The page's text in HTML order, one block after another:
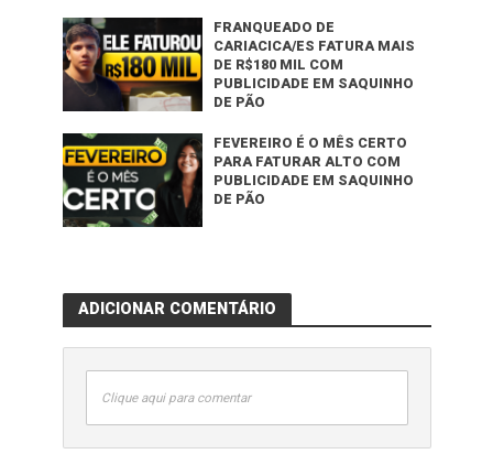
FRANQUEADO DE
CARIACICA/ES FATURA MAIS
DE R$180 MIL COM
PUBLICIDADE EM SAQUINHO
DE PÃO
FEVEREIRO É O MÊS CERTO
PARA FATURAR ALTO COM
PUBLICIDADE EM SAQUINHO
DE PÃO
ADICIONAR COMENTÁRIO
Clique aqui para comentar